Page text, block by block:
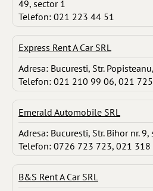
49, sector 1
Telefon: 021 223 44 51
Express Rent A Car SRL
Adresa: Bucuresti, Str.
Telefon: 021 210 99 06, 021
Emerald Automobile SRL
Adresa: Bucuresti, Str. Bihor nr. 9,
Telefon: 0726 723 723, 021 318
B&S Rent A Car SRL